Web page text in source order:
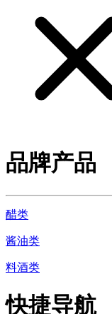
品牌产品
醋类
酱油类
料酒类
快捷导航